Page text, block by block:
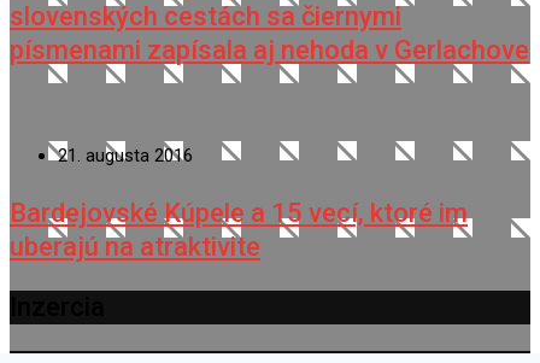
slovenských cestách sa čiernymi
písmenami zapísala aj nehoda v Gerlachove
21. augusta 2016
Bardejovské Kúpele a 15 vecí, ktoré im
uberajú na atraktivite